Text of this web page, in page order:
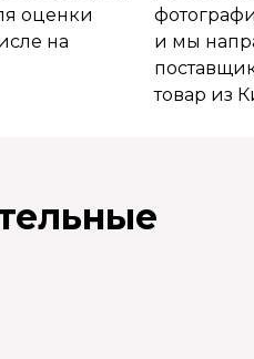
оценки
на
и мы
товар из